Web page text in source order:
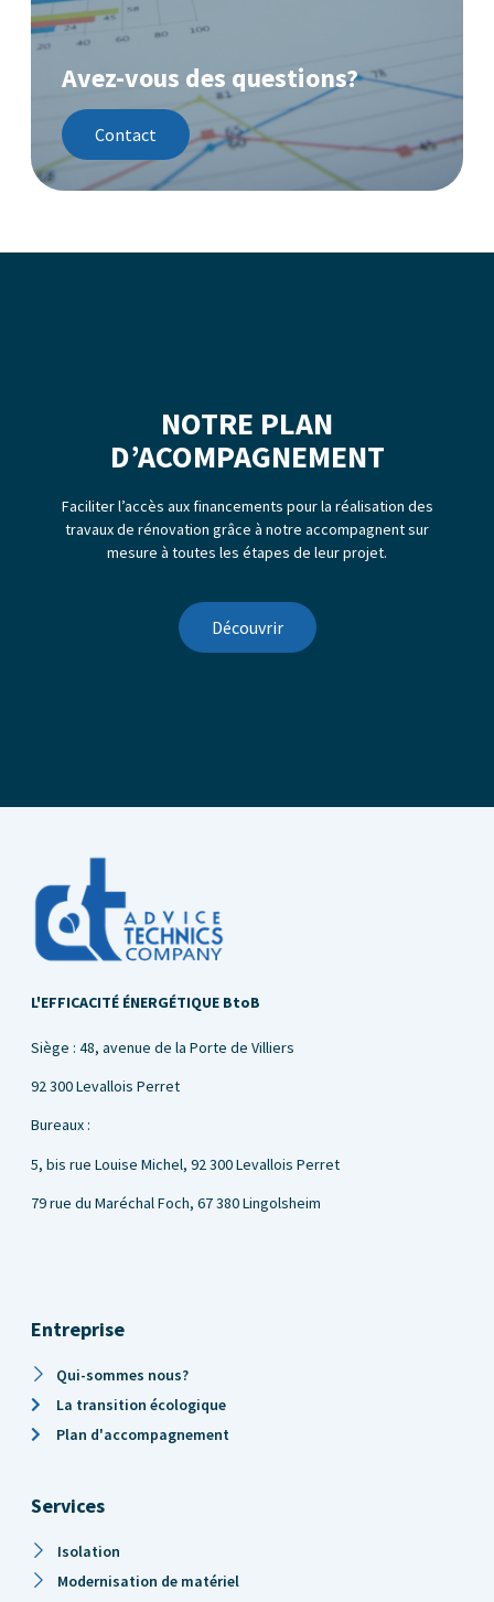
Avez-vous des questions?
Contact
NOTRE PLAN
D’ACOMPAGNEMENT
Faciliter l’accès aux financements pour la réalisation des
travaux de rénovation grâce à notre accompagnent sur
mesure à toutes les étapes de leur projet.
Découvrir
L'EFFICACITÉ ÉNERGÉTIQUE BtoB
Siège : 48, avenue de la Porte de Villiers
92 300 Levallois Perret
Bureaux :
5, bis rue Louise Michel, 92 300 Levallois Perret
79 rue du Maréchal Foch, 67 380 Lingolsheim
Entreprise
Qui-sommes nous?
La transition écologique
Plan d'accompagnement
Services
Isolation
Modernisation de matériel